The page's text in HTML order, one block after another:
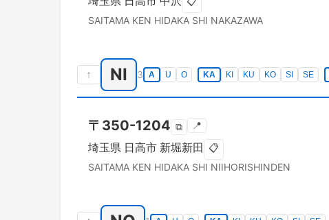
SAITAMA KEN HIDAKA SHI NAKAZAWA
↑ NI 3 A U O KA KI KU KO SI SE
〒 350-1204 ⧉ 📍
埼玉県 日高市 新堀新田 📋
SAITAMA KEN HIDAKA SHI NIIHORISHINDEN